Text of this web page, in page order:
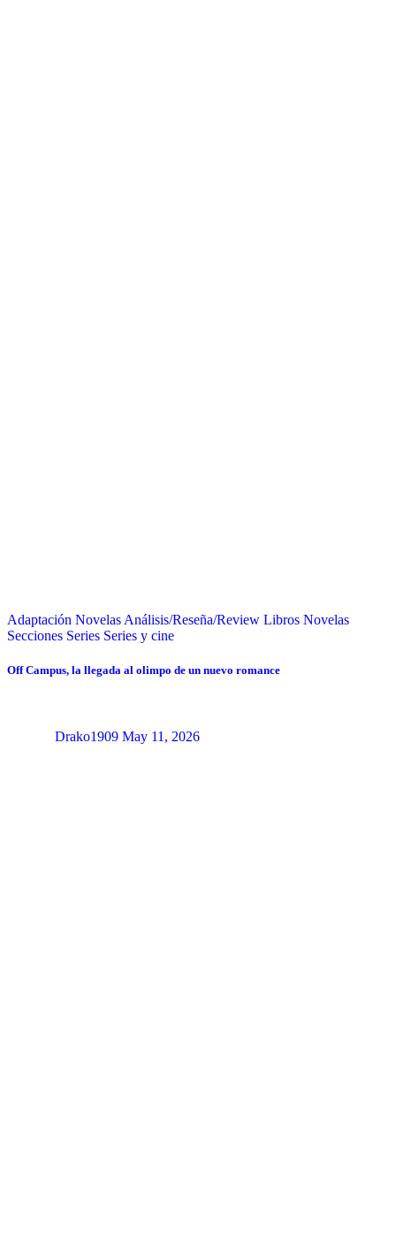
Adaptación Novelas Análisis/Reseña/Review Libros Novelas
Secciones Series Series y cine
Off Campus, la llegada al olimpo de un nuevo romance
Drako1909 May 11, 2026